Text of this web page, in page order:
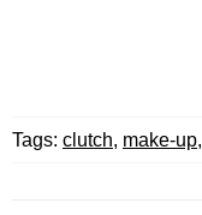
Tags: clutch, make-up,